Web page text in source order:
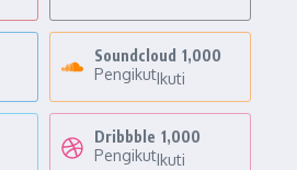
Soundcloud 1,000
PengikutIkuti
Dribbble 1,000
PengikutIkuti